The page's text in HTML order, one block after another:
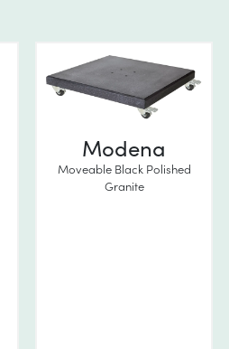
Modena
Moveable Black Polished
Granite